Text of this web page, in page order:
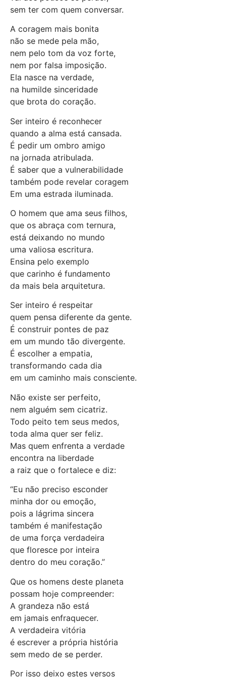
sem ter com quem conversar.
A coragem mais bonita
não se mede pela mão,
nem pelo tom da voz forte,
nem por falsa imposição.
Ela nasce na verdade,
na humilde sinceridade
que brota do coração.
Ser inteiro é reconhecer
quando a alma está cansada.
É pedir um ombro amigo
na jornada atribulada.
É saber que a vulnerabilidade
também pode revelar coragem
Em uma estrada iluminada.
O homem que ama seus filhos,
que os abraça com ternura,
está deixando no mundo
uma valiosa escritura.
Ensina pelo exemplo
que carinho é fundamento
da mais bela arquitetura.
Ser inteiro é respeitar
quem pensa diferente da gente.
É construir pontes de paz
em um mundo tão divergente.
É escolher a empatia,
transformando cada dia
em um caminho mais consciente.
Não existe ser perfeito,
nem alguém sem cicatriz.
Todo peito tem seus medos,
toda alma quer ser feliz.
Mas quem enfrenta a verdade
encontra na liberdade
a raiz que o fortalece e diz:
“Eu não preciso esconder
minha dor ou emoção,
pois a lágrima sincera
também é manifestação
de uma força verdadeira
que floresce por inteira
dentro do meu coração.”
Que os homens deste planeta
possam hoje compreender:
A grandeza não está
em jamais enfraquecer.
A verdadeira vitória
é escrever a própria história
sem medo de se perder.
Por isso deixo estes versos